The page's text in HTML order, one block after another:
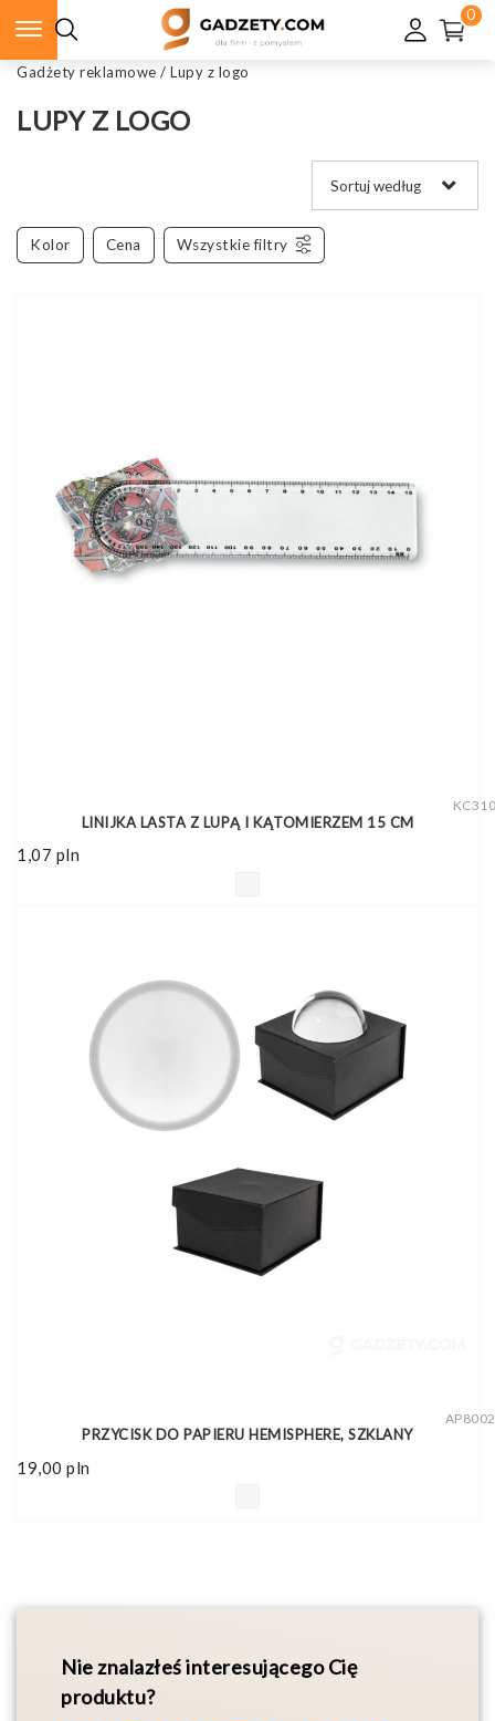
0
Gadżety reklamowe / Lupy z logo
LUPY Z LOGO
Kolor Cena Wszystkie filtry
LINIJKA LASTA Z LUPĄ I KĄTOMIERZEM 15 CM
1,07 pln
PRZYCISK DO PAPIERU HEMISPHERE, SZKLANY
19,00 pln
Nie znalazłeś interesującego Cię
produktu?